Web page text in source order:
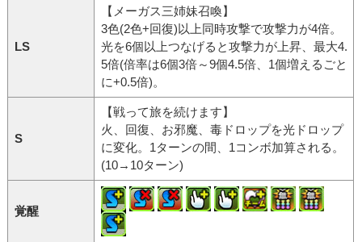
LS
【メーガス三姉妹召喚】
3色(2色+回復)以上同時攻撃で攻撃力が4倍。
光を6個以上つなげると攻撃力が上昇、最大4.
5倍(倍率は6個3倍～9個4.5倍、1個増えるごと
に+0.5倍)。
S
【戦って旅を続けます】
火、回復、お邪魔、毒ドロップを光ドロップ
に変化。1ターンの間、1コンボ加算される。
(10→10ターン)
覚醒